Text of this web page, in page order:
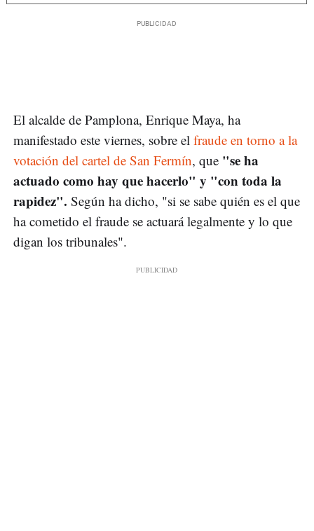
El alcalde de Pamplona, Enrique Maya, ha
manifestado este viernes, sobre el fraude en torno a la
votación del cartel de San Fermín, que "se ha
actuado como hay que hacerlo" y "con toda la
rapidez". Según ha dicho, "si se sabe quién es el que
ha cometido el fraude se actuará legalmente y lo que
digan los tribunales".